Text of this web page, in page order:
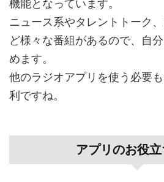
機能となっています。
ニュース系やタレントトーク
ど様々な番組があるので、自
めます。
他のラジオアプリを使う必要
利ですね。
アプリのお役